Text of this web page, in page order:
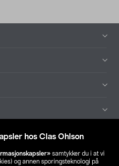
hos Clas Ohlson
samtykker du i at vi
og annen sporingsteknologi på
din butikk